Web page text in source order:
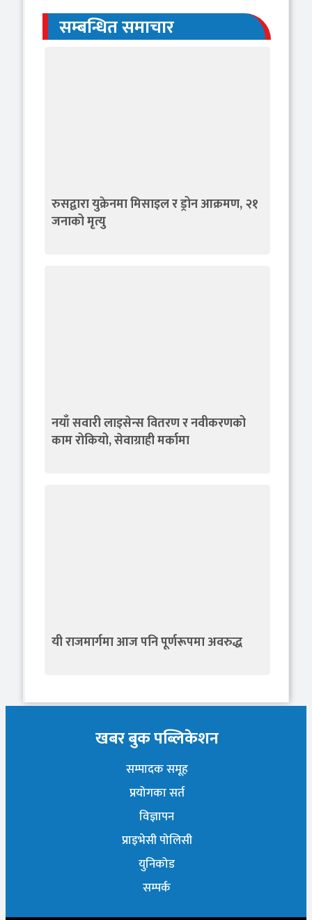
सम्बन्धित समाचार
रुसद्वारा युक्रेनमा मिसाइल र ड्रोन आक्रमण, २१
जनाको मृत्यु
नयाँ सवारी लाइसेन्स वितरण र नवीकरणको
काम रोकियो, सेवाग्राही मर्कामा
यी राजमार्गमा आज पनि पूर्णरूपमा अवरुद्ध
खबर बुक पब्लिकेशन
सम्पादक समूह
प्रयोगका सर्त
विज्ञापन
प्राइभेसी पोलिसी
युनिकोड
सम्पर्क